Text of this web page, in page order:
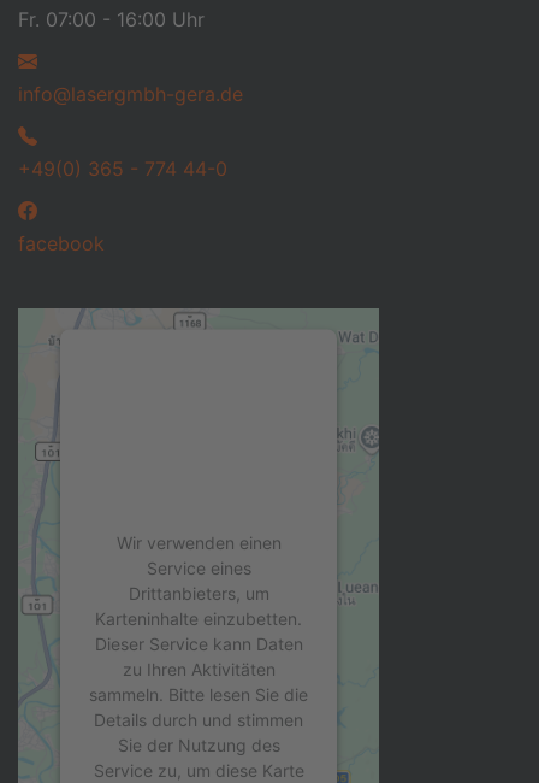
Fr. 07:00 - 16:00 Uhr
info@lasergmbh-gera.de
+49(0) 365 - 774 44-0
facebook
Wir verwenden einen
Service eines
Drittanbieters, um
Karteninhalte einzubetten.
Dieser Service kann Daten
zu Ihren Aktivitäten
sammeln. Bitte lesen Sie die
Details durch und stimmen
Sie der Nutzung des
Service zu, um diese Karte